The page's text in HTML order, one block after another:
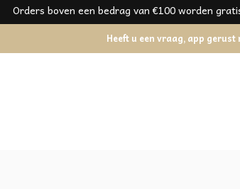
Orders boven een bedrag van €100 worden
Heeft u een vraag, app